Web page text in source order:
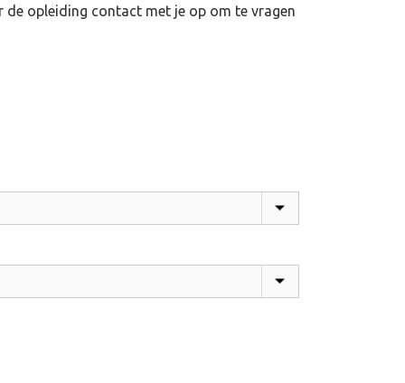
de opleiding contact met je op om te vragen